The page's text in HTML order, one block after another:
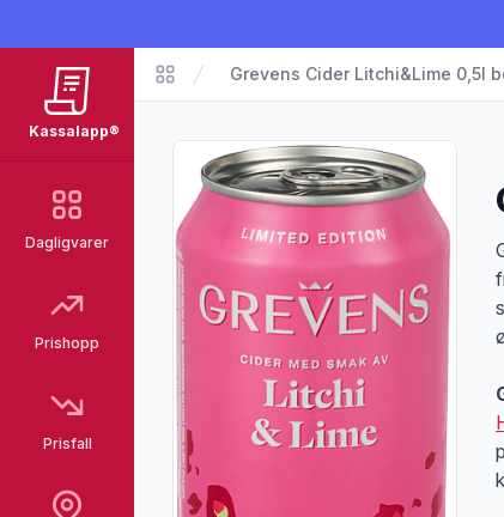
Kassalapp®
Dagligvarer
Prishopp
Prisfall
Matvarer
Grevens Cider Litchi&Lime 0,5l